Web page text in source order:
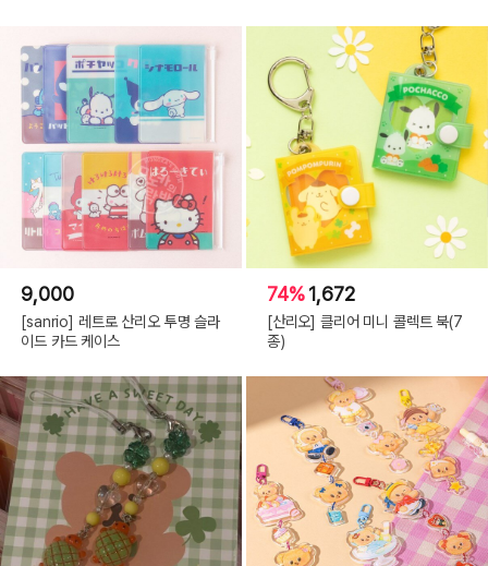
9,000
[sanrio] 레트로 산리오 투명 슬라
이드 카드 케이스
74%1,672
[산리오] 클리어 미니 콜렉트 북(7
종)